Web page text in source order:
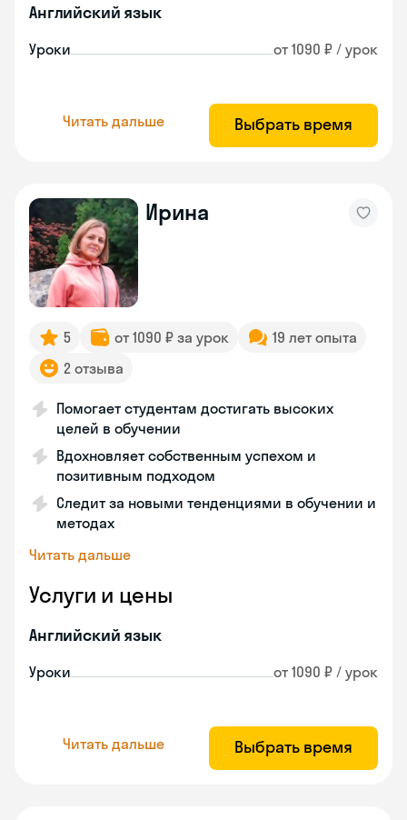
Английский язык
Уроки от 1090 ₽ / урок
Читать дальше Выбрать время
Ирина
5 от 1090 ₽ за урок
19 лет опыта
2 отзыва
Помогает студентам достигать высоких
целей в обучении
Вдохновляет собственным успехом и
позитивным подходом
Следит за новыми тенденциями в обучении и
методах
Читать дальше
Услуги и цены
Английский язык
Уроки от 1090 ₽ / урок
Читать дальше Выбрать время